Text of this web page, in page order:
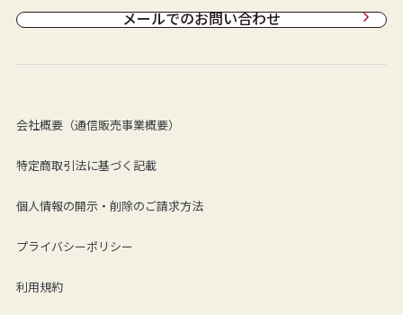
メールでのお問い合わせ
会社概要（通信販売事業概要）
特定商取引法に基づく記載
個人情報の開示・削除のご請求方法
プライバシーポリシー
利用規約